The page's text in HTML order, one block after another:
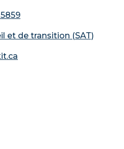
et de transition (SAT)